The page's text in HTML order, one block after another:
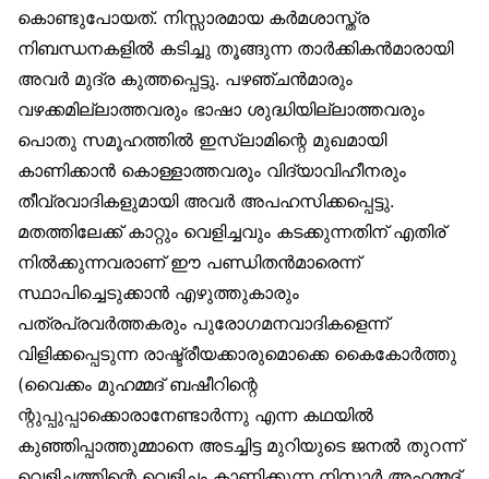
കൊണ്ടുപോയത്. നിസ്സാരമായ കര്‍മശാസ്ത്ര
നിബന്ധനകളില്‍ കടിച്ചു തൂങ്ങുന്ന താര്‍ക്കികന്‍മാരായി
അവര്‍ മുദ്ര കുത്തപ്പെട്ടു. പഴഞ്ചന്‍മാരും
വഴക്കമില്ലാത്തവരും ഭാഷാ ശുദ്ധിയില്ലാത്തവരും
പൊതു സമൂഹത്തില്‍ ഇസ്‌ലാമിന്റെ മുഖമായി
കാണിക്കാന്‍ കൊള്ളാത്തവരും വിദ്യാവിഹീനരും
തീവ്രവാദികളുമായി അവര്‍ അപഹസിക്കപ്പെട്ടു.
മതത്തിലേക്ക് കാറ്റും വെളിച്ചവും കടക്കുന്നതിന് എതിര്
നില്‍ക്കുന്നവരാണ് ഈ പണ്ഡിതന്‍മാരെന്ന്
സ്ഥാപിച്ചെടുക്കാന്‍ എഴുത്തുകാരും
പത്രപ്രവര്‍ത്തകരും പുരോഗമനവാദികളെന്ന്
വിളിക്കപ്പെടുന്ന രാഷ്ട്രീയക്കാരുമൊക്കെ കൈകോര്‍ത്തു
(വൈക്കം മുഹമ്മദ് ബഷീറിന്റെ
ന്റുപ്പുപ്പാക്കൊരാനേണ്ടാര്‍ന്നു എന്ന കഥയില്‍
കുഞ്ഞിപ്പാത്തുമ്മാനെ അടച്ചിട്ട മുറിയുടെ ജനല്‍ തുറന്ന്